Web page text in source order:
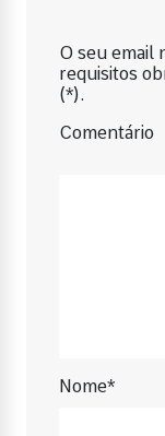
O seu email
requisitos
(*).
Comentário
Nome*